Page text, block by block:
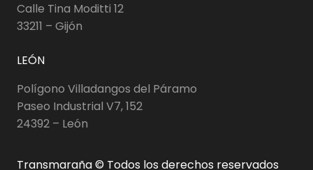
Calle Tina Moditti 12
33211 – Gijón
LEÓN
Polígono Villadangos del Páramo
Paseo Industrial V7, 152
24392 – León
Transmaraña © Todos los derechos reservados